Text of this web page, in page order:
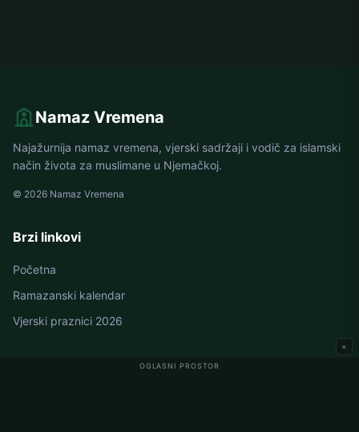
OGLASNI PROSTOR
×
Namaz Vremena
Najažurnija namaz vremena, vjerski sadržaji i vodič za islamski
način života za muslimane u Njemačkoj.
© 2026 Namaz Vremena
Brzi linkovi
Početna
Ramazanski kalendar
Vjerski praznici 2026
Namaz vremena u Njemačkoj